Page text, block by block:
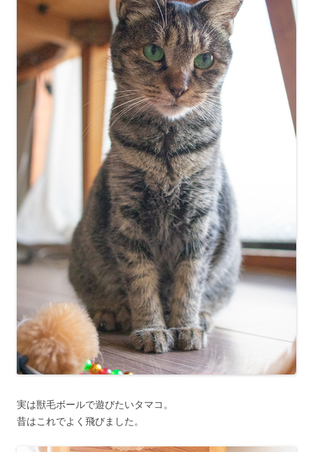
実は獣毛ボールで遊びたいタマコ。
昔はこれでよく飛びました。